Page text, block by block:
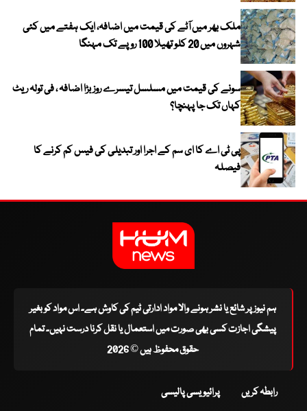
ملک بھر میں آٹے کی قیمت میں اضافہ، ایک ہفتے میں کئی
شہروں میں 20 کلو تھیلا 100 روپے تک مہنگا
سونے کی قیمت میں مسلسل تیسرے روز بڑا اضافہ ، فی تولہ ریٹ
کہاں تک جا پہنچا؟
پی ٹی اے کا ای سم کے اجرا اور تبدیلی کی فیس کم کرنے کا
فیصلہ
ہم نیوز پر شائع یا نشر ہونے والا مواد ادارتی ٹیم کی کاوش ہے۔ اس مواد کو بغیر
پیشگی اجازت کسی بھی صورت میں استعمال یا نقل کرنا درست نہیں۔ تمام
حقوق محفوظ ہیں © 2026
رابطہ کریں پرائیویسی پالیسی